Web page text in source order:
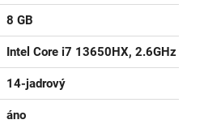
8 GB
Intel Core i7 13650HX, 2.6GHz
14-jadrový
áno